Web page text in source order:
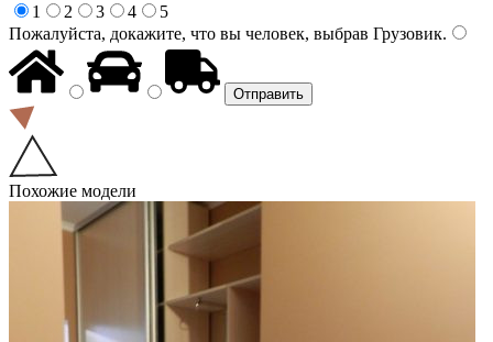
1 2 3 4
5
Пожалуйста, докажите, что вы человек, выбрав Грузовик.
Похожие модели